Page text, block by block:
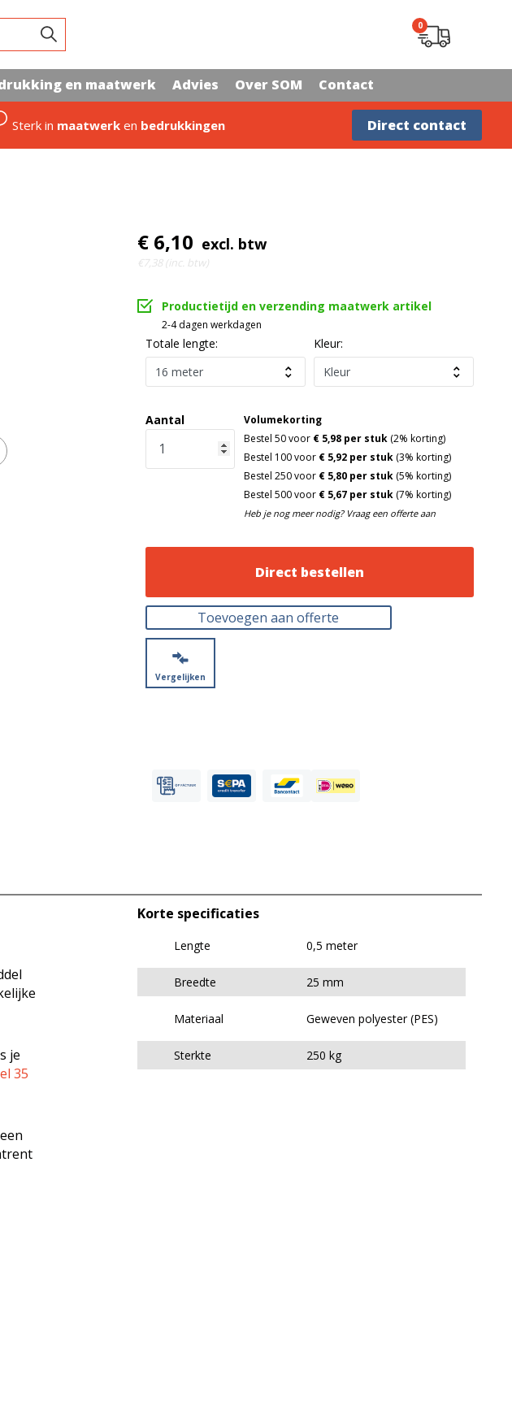
0
en maatwerk Advies Over SOM Contact
Sterk in maatwerk en bedrukkingen Direct contact
€ 6,10 excl. btw
€7,38 (inc. btw)
Productietijd en verzending maatwerk artikel
2-4 dagen werkdagen
Totale lengte: Kleur:
Aantal
Volumekorting
Bestel 50 voor € 5,98 per stuk (2% korting)
Bestel 100 voor € 5,92 per stuk (3% korting)
Bestel 250 voor € 5,80 per stuk (5% korting)
Bestel 500 voor € 5,67 per stuk (7% korting)
Heb je nog meer nodig? Vraag een offerte aan
Direct bestellen
Toevoegen aan offerte
Vergelijken
je
35
Korte specificaties
Lengte 0,5 meter
Breedte 25 mm
Materiaal Geweven polyester (PES)
Sterkte 250 kg